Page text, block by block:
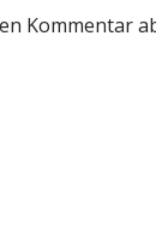
Kommentar